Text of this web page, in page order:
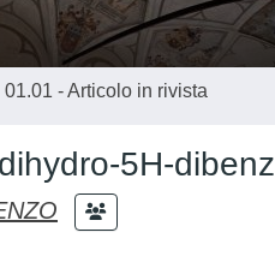
01.01 - Articolo in rivista
5H-